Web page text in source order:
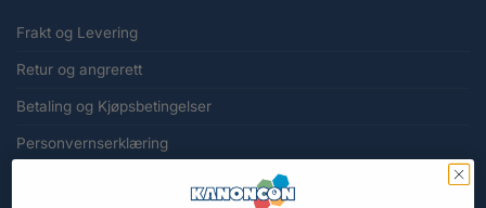
Frakt og Levering
Retur og angrerett
Betaling og Kjøpsbetingelser
Personvernserklæring